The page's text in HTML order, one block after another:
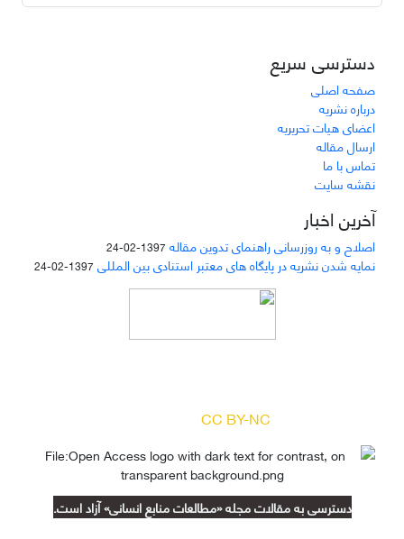
دسترسی سریع
صفحه اصلی
درباره نشریه
اعضای هیات تحریریه
ارسال مقاله
تماس با ما
نقشه سایت
آخرین اخبار
اصلاح و به روزرسانی راهنمای تدوین مقاله 1397-02-24
نمایه شدن نشریه در پایگاه های معتبر استنادی بین المللی 1397-02-24
CC BY-NC
دسترسی به مقالات مجله «مطالعات منابع انسانی» آزاد است.